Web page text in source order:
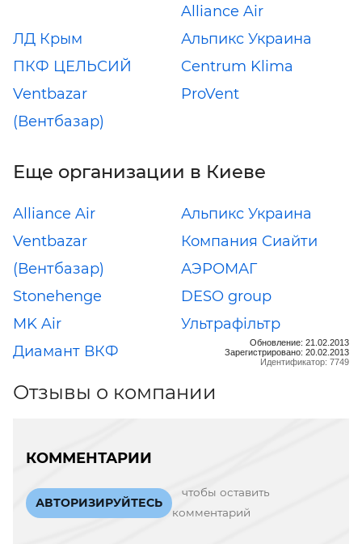
Alliance Air
ЛД Крым
Альпикс Украина
ПКФ ЦЕЛЬСИЙ
Centrum Klima
Ventbazar
(Вентбазар)
ProVent
Еще организации в Киеве
Alliance Air
Альпикс Украина
Ventbazar
(Вентбазар)
Компания Сиайти
АЭРОМАГ
Stonehenge
DESO group
MK Air
Ультрафільтр
Диамант ВКФ
Обновление: 21.02.2013
Зарегистрировано: 20.02.2013
Идентификатор: 7749
Отзывы о компании
КОММЕНТАРИИ
АВТОРИЗИРУЙТЕСЬ
чтобы оставить
комментарий